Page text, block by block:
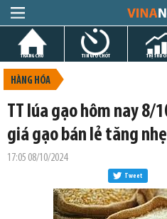
TRANG CHỦ TIN GIỜ CHÓT THỊ
HÀNG HÓA
TT lúa gạo hôm nay 8/
giá gạo bán lẻ tăng nhẹ
17:05 08/10/2024
Tweet